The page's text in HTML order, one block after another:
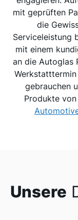
mit geprüften
die
Serviceleistung
mit einem
an die Autoglas
gebrauchen
Produkte
Unsere